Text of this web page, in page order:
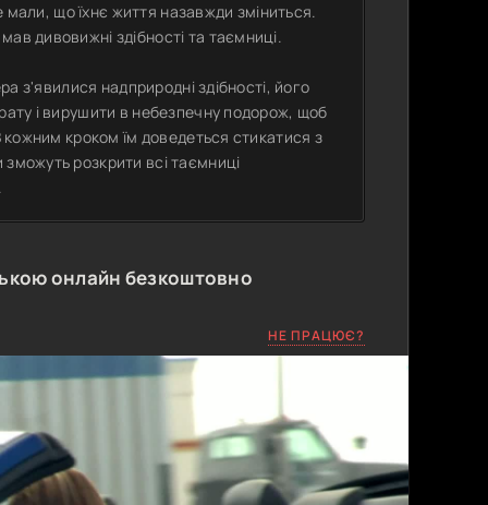
мали, що їхнє життя назавжди зміниться.
дивовижні здібності та таємниці.
з'явилися надприродні здібності, його
і вирушити в небезпечну подорож, щоб
кожним кроком їм доведеться стикатися з
розкрити всі таємниці
онлайн безкоштовно
НЕ ПРАЦЮЄ?